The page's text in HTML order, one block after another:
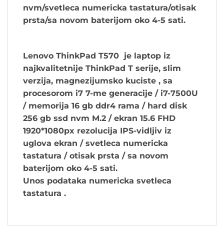
nvm/svetleca numericka tastatura/otisak
prsta/sa novom baterijom oko 4-5 sati.
Lenovo ThinkPad T570 je laptop iz
najkvalitetnije ThinkPad T serije, slim
verzija, magnezijumsko kuciste , sa
procesorom i7 7-me generacije / i7-7500U
/ memorija 16 gb ddr4 rama / hard disk
256 gb ssd nvm M.2 / ekran 15.6 FHD
1920*1080px rezolucija IPS-vidljiv iz
uglova ekran / svetleca numericka
tastatura / otisak prsta / sa novom
baterijom oko 4-5 sati.
Unos podataka numericka svetleca
tastatura .